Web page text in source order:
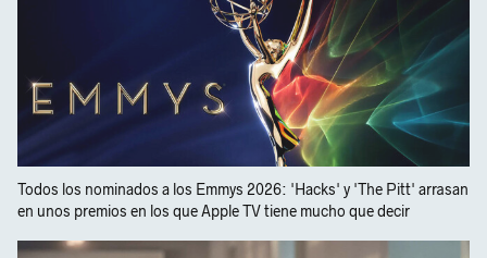
Todos los nominados a los Emmys 2026: 'Hacks' y 'The Pitt' arrasan
en unos premios en los que Apple TV tiene mucho que decir